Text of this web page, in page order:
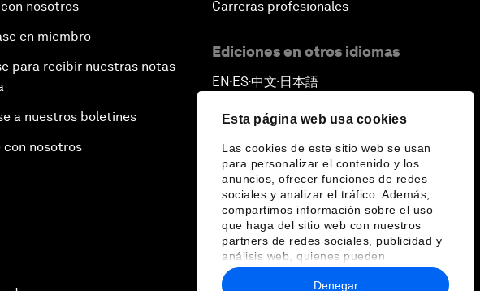
Esta página web usa cookies
Las cookies de este sitio web se usan
para personalizar el contenido y los
anuncios, ofrecer funciones de redes
sociales y analizar el tráfico. Además,
compartimos información sobre el uso
que haga del sitio web con nuestros
partners de redes sociales, publicidad y
análisis web, quienes pueden
combinarla con otra información que les
haya proporcionado o que hayan
Denegar
Transformation
nosotros
en miembro
para recibir nuestras notas
a nuestros boletines
nosotros
Carreras profesionales
Ediciones en otros idiomas
EN ▪ES▪中文▪ 日本語